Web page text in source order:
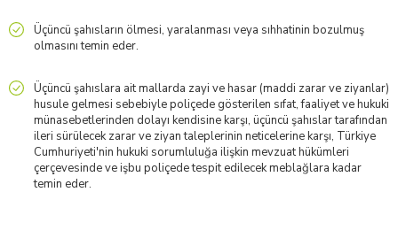
Üçüncü şahısların ölmesi, yaralanması veya sıhhatinin bozulmuş
olmasını temin eder.
Üçüncü şahıslara ait mallarda zayi ve hasar (maddi zarar ve ziyanlar)
husule gelmesi sebebiyle poliçede gösterilen sıfat, faaliyet ve hukuki
münasebetlerinden dolayı kendisine karşı, üçüncü şahıslar tarafından
ileri sürülecek zarar ve ziyan taleplerinin neticelerine karşı, Türkiye
Cumhuriyeti'nin hukuki sorumluluğa ilişkin mevzuat hükümleri
çerçevesinde ve işbu poliçede tespit edilecek meblağlara kadar
temin eder.